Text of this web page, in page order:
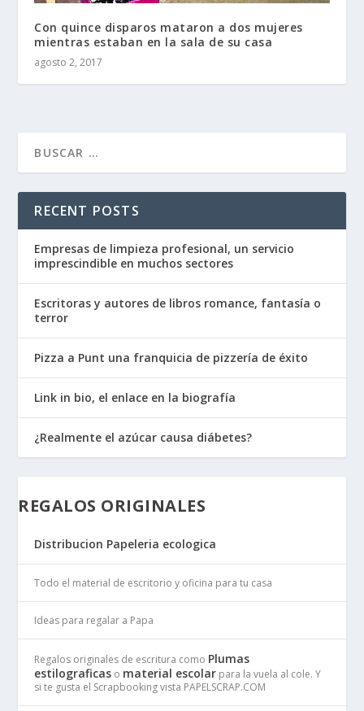
Con quince disparos mataron a dos mujeres
mientras estaban en la sala de su casa
agosto 2, 2017
RECENT POSTS
Empresas de limpieza profesional, un servicio
imprescindible en muchos sectores
Escritoras y autores de libros romance, fantasía o
terror
Pizza a Punt una franquicia de pizzería de éxito
Link in bio, el enlace en la biografía
¿Realmente el azúcar causa diábetes?
REGALOS ORIGINALES
Distribucion Papeleria ecologica
Todo el material de escritorio y oficina para tu casa
Ideas para regalar a Papa
Regalos originales de escritura como Plumas
estilograficas o material escolar para la vuela al cole. Y
si te gusta el Scrapbooking vista PAPELSCRAP.COM